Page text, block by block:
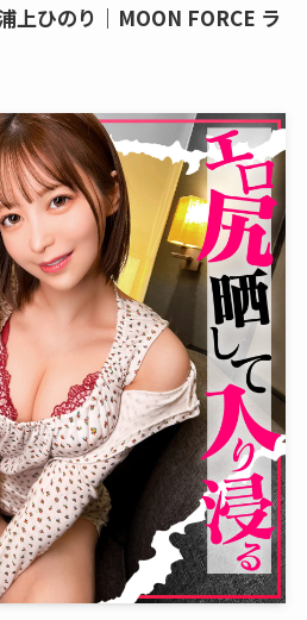
上ひのり｜MOON FORCE ラ